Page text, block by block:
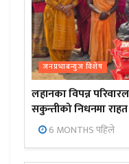
जनप्रभाबन्युज विशेष
लहानका विपन्न
सकुन्तीको निधनमा राहत
6 MONTHS पहिले